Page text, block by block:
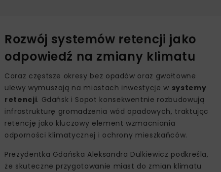
Rozwój systemów retencji jako
odpowiedź na zmiany klimatu
Coraz częstsze okresy bez opadów oraz gwałtowne
ulewy wymuszają na miastach inwestycje w systemy
retencji. Gdańsk i Sopot konsekwentnie rozbudowują
infrastrukturę gromadzenia wód opadowych, traktując
retencję jako kluczowy element wzmacniania
odporności klimatycznej i ochrony mieszkańców.
Prezydentka Gdańska Aleksandra Dulkiewicz podkreśla,
że skuteczne przygotowanie miast do zmian klimatu